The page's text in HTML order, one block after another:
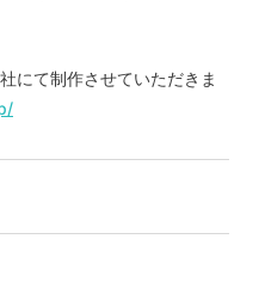
#Shopify
にて制作させていただきま